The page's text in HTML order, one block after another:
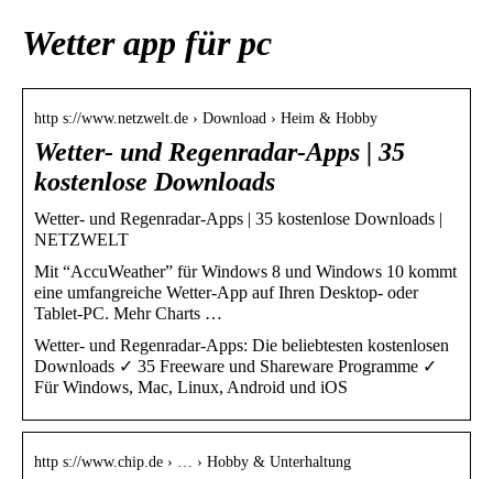
Wetter app für pc
http s://www.netzwelt.de › Download › Heim & Hobby
Wetter- und Regenradar-Apps | 35
kostenlose Downloads
Wetter- und Regenradar-Apps | 35 kostenlose Downloads |
NETZWELT
Mit “AccuWeather” für Windows 8 und Windows 10 kommt
eine umfangreiche Wetter-App auf Ihren Desktop- oder
Tablet-PC. Mehr Charts …
Wetter- und Regenradar-Apps: Die beliebtesten kostenlosen
Downloads ✓ 35 Freeware und Shareware Programme ✓
Für Windows, Mac, Linux, Android und iOS
http s://www.chip.de › … › Hobby & Unterhaltung